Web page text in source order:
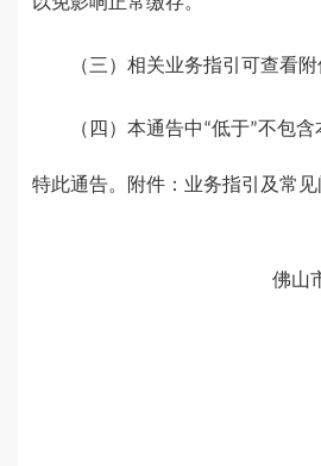
（三）相关业务指引可查看附
（四）本通告中“低于”不包含
特此通告。附件：业务指引及常
佛山